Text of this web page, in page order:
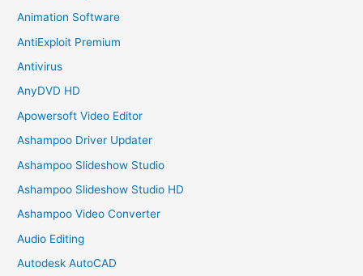
Animation Software
AntiExploit Premium
Antivirus
AnyDVD HD
Apowersoft Video Editor
Ashampoo Driver Updater
Ashampoo Slideshow Studio
Ashampoo Slideshow Studio HD
Ashampoo Video Converter
Audio Editing
Autodesk AutoCAD